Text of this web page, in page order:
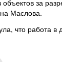
объектов за
Маслова.
что работа